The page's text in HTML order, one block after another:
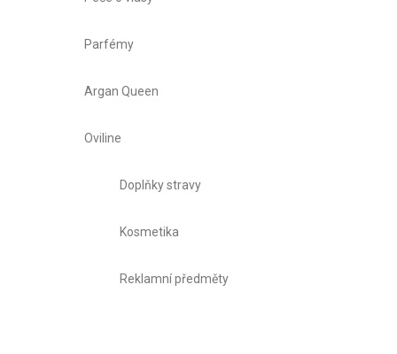
Parfémy
Argan Queen
Oviline
Doplňky stravy
Kosmetika
Reklamní předměty